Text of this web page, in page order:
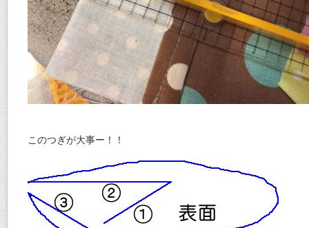
このつぎが大事ー！！